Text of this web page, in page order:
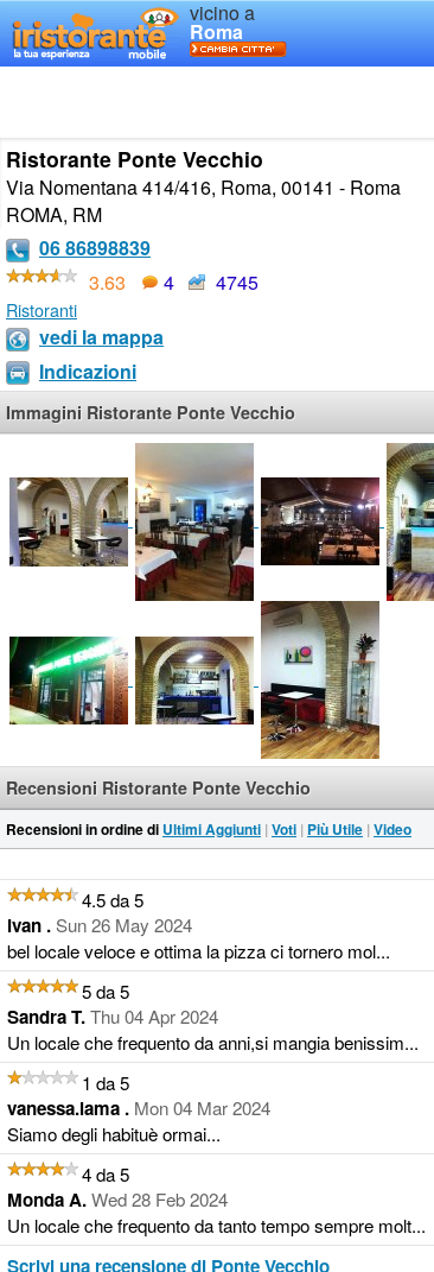
vicino a
Roma
Ristorante Ponte Vecchio
Via Nomentana 414/416, Roma, 00141 - Roma
ROMA, RM
06 86898839
3.63
4 4745
Ristoranti
vedi la mappa
Indicazioni
Immagini Ristorante Ponte Vecchio
Recensioni Ristorante Ponte Vecchio
Recensioni in ordine di Ultimi Aggiunti | Voti | Più Utile | Video
4.5 da 5
ivan .Sun 26 May 2024
bel locale veloce e ottima la pizza ci tornero mol...
5 da 5
Sandra T.Thu 04 Apr 2024
Un locale che frequento da anni,si mangia benissim...
1 da 5
vanessa.lama . Mon 04 Mar 2024
Siamo degli habituè ormai...
4 da 5
Monda A.Wed 28 Feb 2024
Un locale che frequento da tanto tempo sempre molt...
Scrivi una recensione di Ponte Vecchio